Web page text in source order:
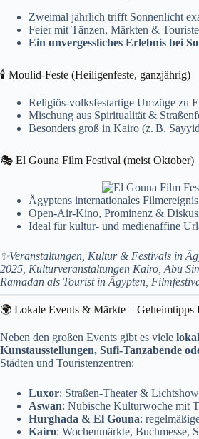
Zweimal jährlich trifft Sonnenlicht
Feier mit Tänzen, Märkten &
Ein unvergessliches Erlebnis bei
🕯️ Moulid-Feste (Heiligenfeste, ganzjährig)
Religiös-volksfestartige Umzüge zu
Mischung aus Spiritualität &
Besonders groß in Kairo (z. B.
🎭 El Gouna Film Festival (meist Oktober)
Ägyptens internationales
Open-Air-Kino, Prominenz &
Ideal für kultur- und medienaffine
✨Veranstaltungen, Kultur & Festivals in
2025, Kulturveranstaltungen Kairo, Abu
Ramadan als Tourist in Ägypten,
🌍 Lokale Events & Märkte –
Neben den großen Events gibt es viele
Kunstausstellungen, Sufi-Tanzabende
Städten und Touristenzentren:
Luxor: Straßen-Theater &
Aswan: Nubische Kulturwoche mit
Hurghada & El Gouna:
Kairo: Wochenmärkte, Buchmesse,